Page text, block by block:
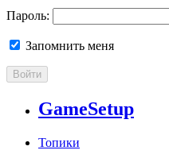
Пароль:
Запомнить меня
Войти
GameSetup
Топики